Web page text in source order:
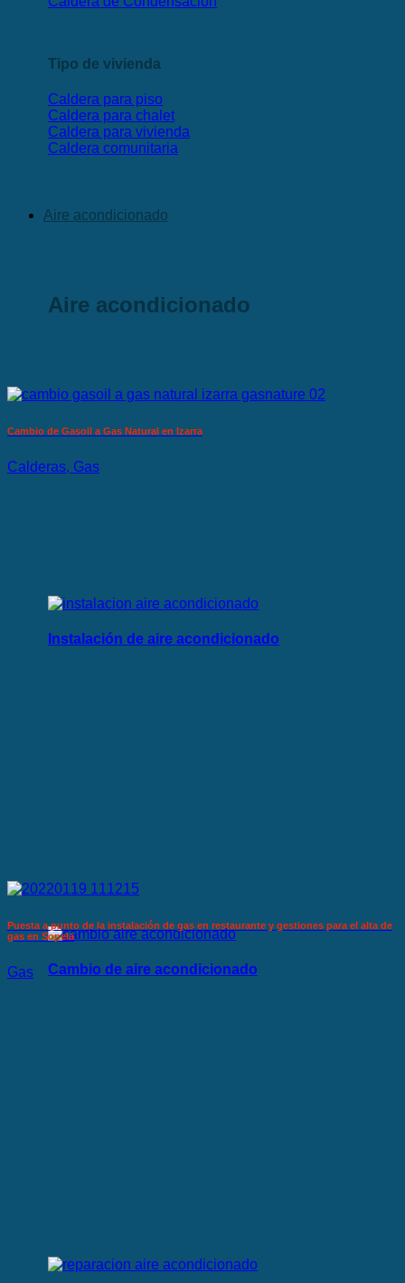
Tipo de vivienda
Caldera para piso
Caldera para chalet
Caldera para vivienda
Caldera comunitaria
Aire acondicionado
Aire acondicionado
Instalación de aire acondicionado
Cambio de aire acondicionado
Cambio de Gasoil a Gas Natural en Izarra
Calderas, Gas
Puesta a punto de la instalación de gas en restaurante y gestiones para el alta de
gas en Sopela
Gas